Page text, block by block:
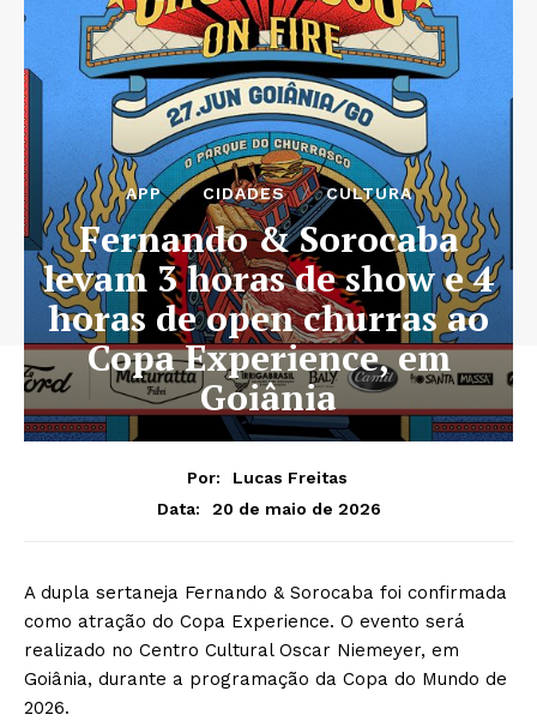
APP CIDADES CULTURA
Fernando & Sorocaba
levam 3 horas de show e 4
horas de open churras ao
Copa Experience, em
Goiânia
Por:
Lucas Freitas
Data:
20 de maio de 2026
A dupla sertaneja Fernando & Sorocaba foi confirmada
como atração do Copa Experience. O evento será
realizado no Centro Cultural Oscar Niemeyer, em
Goiânia, durante a programação da Copa do Mundo de
2026.